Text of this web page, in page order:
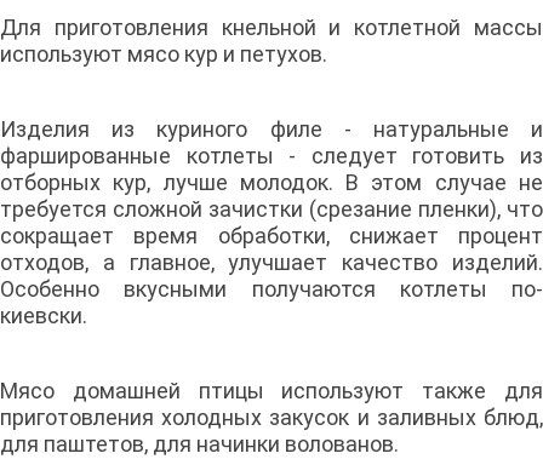
Для приготовления кнельной и котлетной массы
используют мясо кур и петухов.
Изделия из куриного филе - натуральные и
фаршированные котлеты - следует готовить из
отборных кур, лучше молодок. В этом случае не
требуется сложной зачистки (срезание пленки), что
сокращает время обработки, снижает процент
отходов, а главное, улучшает качество изделий.
Особенно вкусными получаются котлеты по-
киевски.
Мясо домашней птицы используют также для
приготовления холодных закусок и заливных блюд,
для паштетов, для начинки волованов.